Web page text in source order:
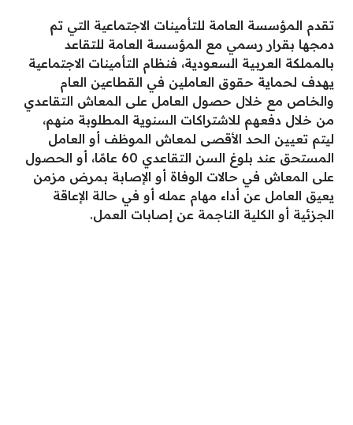
تقدم المؤسسة العامة للتأمينات الاجتماعية التي تم
دمجها بقرار رسمي مع المؤسسة العامة للتقاعد
بالمملكة العربية السعودية، فنظام التأمينات الاجتماعية
يهدف لحماية حقوق العاملين في القطاعين العام
والخاص مع خلال حصول العامل على المعاش التقاعدي
من خلال دفعهم للاشتراكات السنوية المطلوبة منهم،
ليتم تعيين الحد الأقصى لمعاش الموظف أو العامل
المستحق عند بلوغ السن التقاعدي 60 عامًا، أو الحصول
على المعاش في حالات الوفاة أو الإصابة بمرض مزمن
يعيق العامل عن أداء مهام عمله أو في حالة الإعاقة
الجزئية أو الكلية الناجمة عن إصابات العمل.